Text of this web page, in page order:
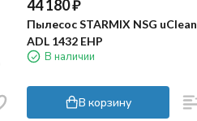
44 180₽
Пылесос STARMIX NSG uClean
ADL 1432 EHP
В наличии
В корзину